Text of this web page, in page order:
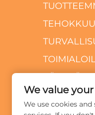
We value
We use cookies